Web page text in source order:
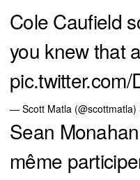
Cole Caufield
you knew that
— Scott Matla (@scottmatla)
Sean
même